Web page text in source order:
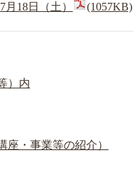
18日（土） (1057KB)
）内
・事業等の紹介）